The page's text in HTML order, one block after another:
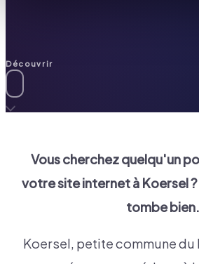
Découvrir
Vous cherchez quelqu'un
votre site internet à Koersel?
tombe bien.
Koersel, petite commune